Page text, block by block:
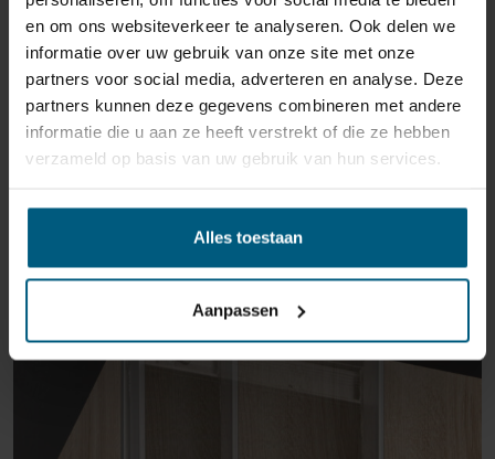
en om ons websiteverkeer te analyseren. Ook delen we
informatie over uw gebruik van onze site met onze
partners voor social media, adverteren en analyse. Deze
partners kunnen deze gegevens combineren met andere
informatie die u aan ze heeft verstrekt of die ze hebben
verzameld op basis van uw gebruik van hun services.
Alles toestaan
Aanpassen